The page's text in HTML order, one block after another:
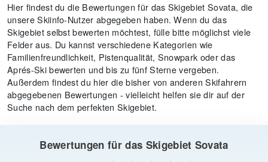
Hier findest du die Bewertungen für das Skigebiet Sovata, die
unsere Skiinfo-Nutzer abgegeben haben. Wenn du das
Skigebiet selbst bewerten möchtest, fülle bitte möglichst viele
Felder aus. Du kannst verschiedene Kategorien wie
Familienfreundlichkeit, Pistenqualität, Snowpark oder das
Aprés-Ski bewerten und bis zu fünf Sterne vergeben.
Außerdem findest du hier die bisher von anderen Skifahrern
abgegebenen Bewertungen - vielleicht helfen sie dir auf der
Suche nach dem perfekten Skigebiet.
Bewertungen für das Skigebiet Sovata